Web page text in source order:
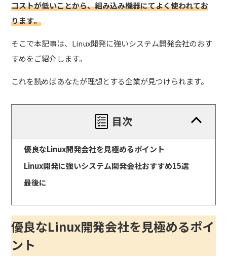
コストが低いことから、組み込み機器にてよく使われてお
ります。
そこで本記事は、Linux開発に強いシステム開発会社のおす
すめをご紹介します。
これを読めばあなたが理想とする企業が見つけられます。
目次
優良なLinux開発会社を見極めるポイント
Linux開発に強いシステム開発会社おすすめ15選
最後に
優良なLinux開発会社を見極めるポイ
ント